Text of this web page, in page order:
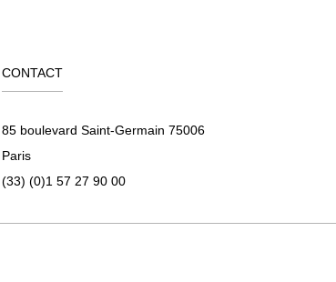
CONTACT
85 boulevard Saint-Germain 75006
Paris
(33) (0)1 57 27 90 00